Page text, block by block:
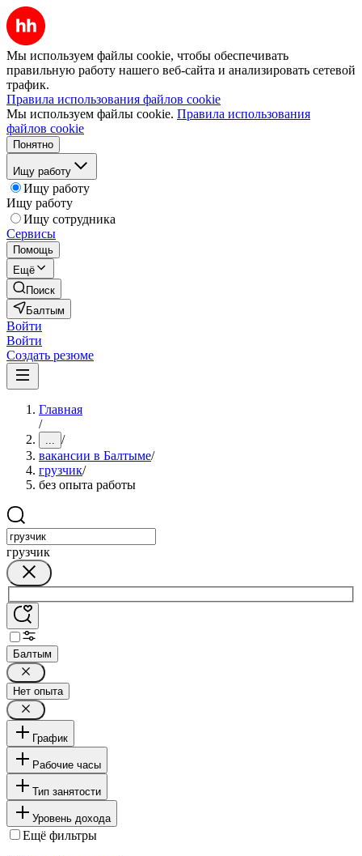
Мы используем файлы cookie, чтобы обеспечивать
правильную работу нашего веб-сайта и анализировать сетевой
трафик.
Правила использования файлов cookie
Мы используем файлы cookie. Правила использования
файлов cookie
Понятно
Ищу работу
Ищу работу
Ищу работу
Ищу сотрудника
Сервисы
Помощь
Ещё
Поиск
Балтым
Войти
Войти
Создать резюме
Главная
/
... /
вакансии в Балтыме/
грузчик/
без опыта работы
грузчик
Балтым
Нет опыта
График
Рабочие часы
Тип занятости
Уровень дохода
Ещё фильтры